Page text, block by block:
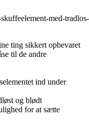
med-tradlos-
ting sikkert opbevaret
til de andre
ind under
og blødt
for at sætte